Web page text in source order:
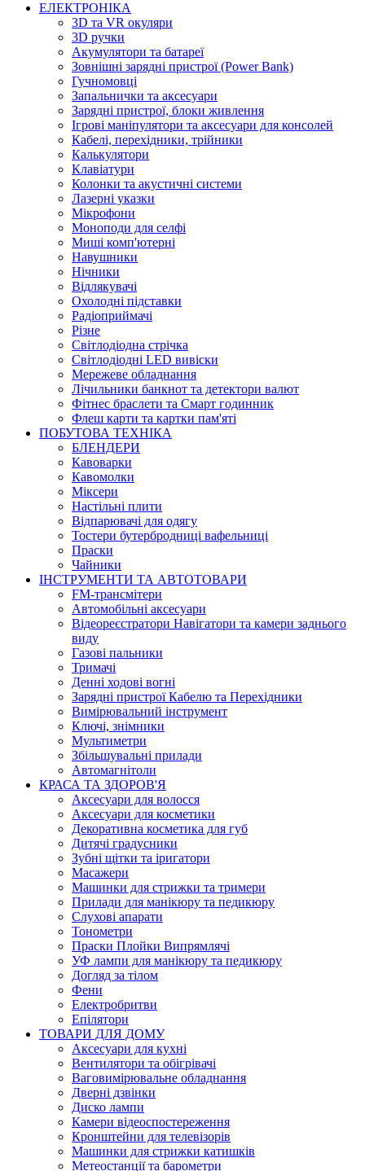
ЕЛЕКТРОНІКА
3D та VR окуляри
3D ручки
Акумулятори та батареї
Зовнішні зарядні пристрої (Power Bank)
Гучномовці
Запальнички та аксесуари
Зарядні пристрої, блоки живлення
Ігрові маніпулятори та аксесуари для консолей
Кабелі, перехідники, трійники
Калькулятори
Клавіатури
Колонки та акустичні системи
Лазерні указки
Мікрофони
Моноподи для селфі
Миші комп'ютерні
Навушники
Нічники
Відлякувачі
Охолодні підставки
Радіоприймачі
Різне
Світлодіодна стрічка
Світлодіодні LED вивіски
Мережеве обладнання
Лічильники банкнот та детектори валют
Фітнес браслети та Смарт годинник
Флеш карти та картки пам'яті
ПОБУТОВА ТЕХНІКА
БЛЕНДЕРИ
Кавоварки
Кавомолки
Міксери
Настільні плити
Відпарювачі для одягу
Тостери бутербродниці вафельниці
Праски
Чайники
ІНСТРУМЕНТИ ТА АВТОТОВАРИ
FM-трансмітери
Автомобільні аксесуари
Відеореєстратори Навігатори та камери заднього
виду
Газові пальники
Тримачі
Денні ходові вогні
Зарядні пристрої Кабелю та Перехідники
Вимірювальний інструмент
Ключі, знімники
Мультиметри
Збільшувальні прилади
Автомагнітоли
КРАСА ТА ЗДОРОВ'Я
Аксесуари для волосся
Аксесуари для косметики
Декоративна косметика для губ
Дитячі градусники
Зубні щітки та іригатори
Масажери
Машинки для стрижки та тримери
Прилади для манікюру та педикюру
Слухові апарати
Тонометри
Праски Плойки Випрямлячі
УФ лампи для манікюру та педикюру
Догляд за тілом
Фени
Електробритви
Епілятори
ТОВАРИ ДЛЯ ДОМУ
Аксесуари для кухні
Вентилятори та обігрівачі
Ваговимірювальне обладнання
Дверні дзвінки
Диско лампи
Камери відеоспостереження
Кронштейни для телевізорів
Машинки для стрижки катишків
Метеостанції та барометри